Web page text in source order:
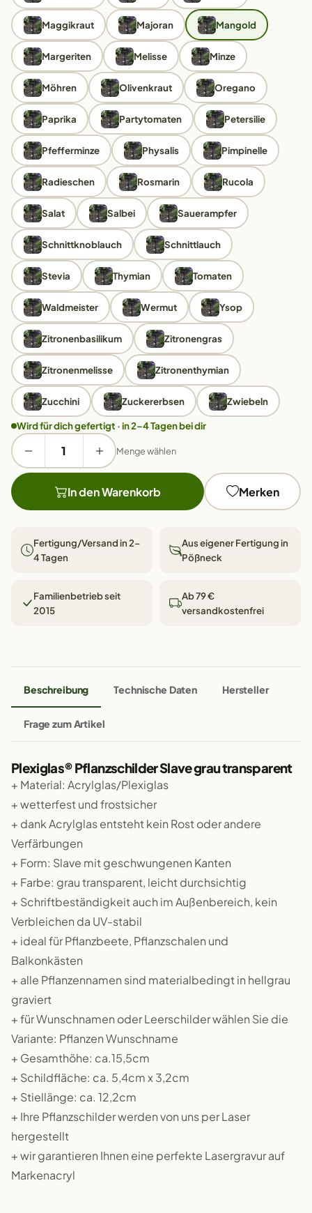
Maggikraut Majoran Mangold
Margeriten Melisse Minze
Möhren Olivenkraut Oregano
Paprika Partytomaten Petersilie
Pfefferminze Physalis Pimpinelle
Radieschen Rosmarin Rucola
Salat Salbei Sauerampfer
Schnittknoblauch Schnittlauch
Stevia Thymian Tomaten
Waldmeister Wermut Ysop
Zitronenbasilikum Zitronengras
Zitronenmelisse Zitronenthymian
Zucchini Zuckererbsen Zwiebeln
Wird für dich gefertigt · in 2–4 Tagen bei dir
Menge wählen
In den Warenkorb Merken
Fertigung/Versand in 2–
4 Tagen
Aus eigener Fertigung in
Pößneck
Familienbetrieb seit
2015
Ab 79 €
versandkostenfrei
Beschreibung Technische Daten Hersteller
Frage zum Artikel
Plexiglas® Pflanzschilder Slave grau transparent
+ Material: Acrylglas/Plexiglas
+ wetterfest und frostsicher
+ dank Acrylglas entsteht kein Rost oder andere
Verfärbungen
+ Form: Slave mit geschwungenen Kanten
+ Farbe: grau transparent, leicht durchsichtig
+ Schriftbeständigkeit auch im Außenbereich, kein
Verbleichen da UV-stabil
+ ideal für Pflanzbeete, Pflanzschalen und
Balkonkästen
+ alle Pflanzennamen sind materialbedingt in hellgrau
graviert
+ für Wunschnamen oder Leerschilder wählen Sie die
Variante: Pflanzen Wunschname
+ Gesamthöhe: ca.15,5cm
+ Schildfläche: ca. 5,4cm x 3,2cm
+ Stiellänge: ca. 12,2cm
+ Ihre Pflanzschilder werden von uns per Laser
hergestellt
+ wir garantieren Ihnen eine perfekte Lasergravur auf
Markenacryl